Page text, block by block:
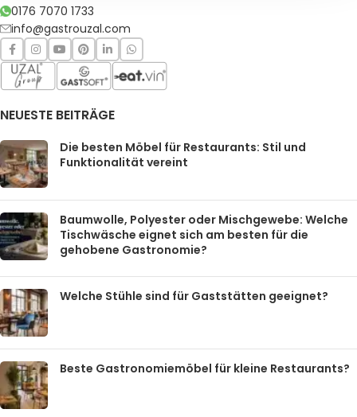
0176 7070 1733
info@gastrouzal.com
NEUESTE BEITRÄGE
Die besten Möbel für Restaurants: Stil und
Funktionalität vereint
Baumwolle, Polyester oder Mischgewebe: Welche
Tischwäsche eignet sich am besten für die
gehobene Gastronomie?
Welche Stühle sind für Gaststätten geeignet?
Beste Gastronomiemöbel für kleine Restaurants?